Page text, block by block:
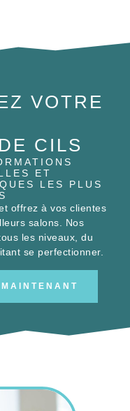
CILS
ET
LES PLUS
offrez à vos clientes
salons. Nos
les niveaux, du
se perfectionner.